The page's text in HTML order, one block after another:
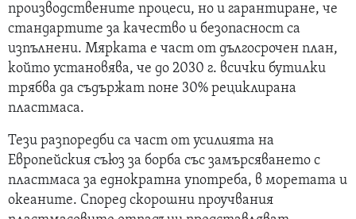
производствените процеси, но и гарантиране, че
стандартите за качество и безопасност са
изпълнени. Мярката е част от дългосрочен план,
който установява, че до 2030 г. всички бутилки
трябва да съдържат поне 30% рециклирана
пластмаса.
Тези разпоредби са част от усилията на
Европейския съюз за борба със замърсяването с
пластмаса за еднократна употреба, в моретата и
океаните. Според скорошни проучвания